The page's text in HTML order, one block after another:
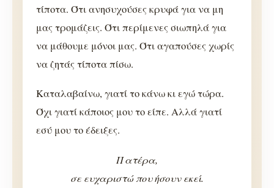
τίποτα. Ότι ανησυχούσες κρυφά για να μη
μας τρομάζεις. Ότι περίμενες σιωπηλά για
να μάθουμε μόνοι μας. Ότι αγαπούσες χωρίς
να ζητάς τίποτα πίσω.
Καταλαβαίνω, γιατί το κάνω κι εγώ τώρα.
Όχι γιατί κάποιος μου το είπε. Αλλά γιατί
εσύ μου το έδειξες.
Πατέρα,
σε ευχαριστώ που ήσουν εκεί.